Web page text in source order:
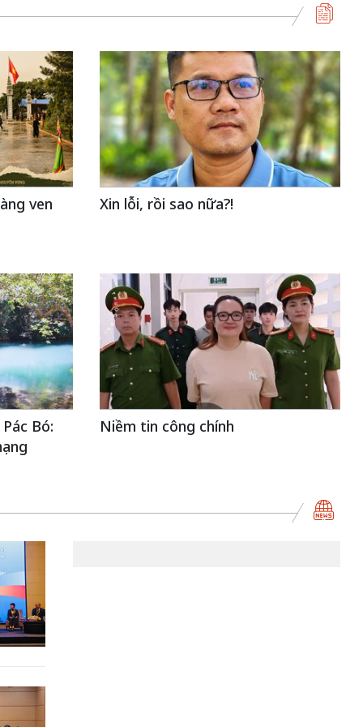
ven Xin lỗi, rồi sao nữa?!
Bó:
Niềm tin công chính